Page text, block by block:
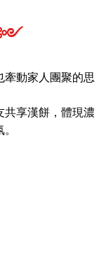
༻
牽動家人團聚的思
共享漢餅，體現濃